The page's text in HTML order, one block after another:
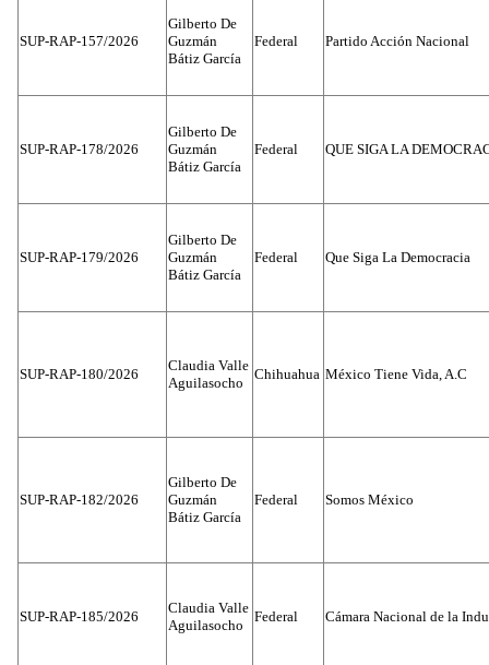
SUP-RAP-157/2026
Gilberto De
Guzmán
Bátiz García
Federal Partido Acción Nacional
SUP-RAP-178/2026
Gilberto De
Guzmán
Bátiz García
Federal QUE SIGA LA
SUP-RAP-179/2026
Gilberto De
Guzmán
Bátiz García
Federal Que Siga La Democracia
SUP-RAP-180/2026
Claudia Valle
Aguilasocho
Chihuahua México Tiene Vida, A.C
SUP-RAP-182/2026
Gilberto De
Guzmán
Bátiz García
Federal Somos México
SUP-RAP-185/2026
Claudia Valle
Aguilasocho
Federal Cámara Nacional de la